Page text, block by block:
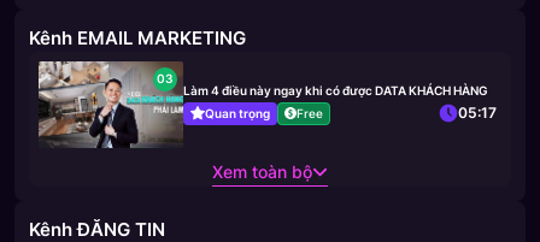
Kênh EMAIL MARKETING
03
Làm 4 điều này ngay khi có được DATA KHÁCH HÀNG
Quan trọng
Free 05:17
Xem toàn bộ
Kênh ĐĂNG TIN